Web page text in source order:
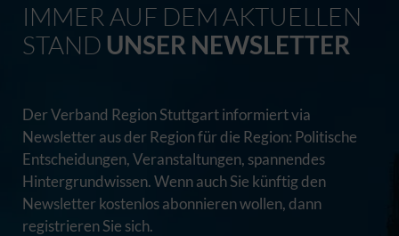
IMMER AUF DEM AKTUELLEN
STAND UNSER NEWSLETTER
Der Verband Region Stuttgart informiert via
Newsletter aus der Region für die Region: Politische
Entscheidungen, Veranstaltungen, spannendes
Hintergrundwissen. Wenn auch Sie künftig den
Newsletter kostenlos abonnieren wollen, dann
registrieren Sie sich.